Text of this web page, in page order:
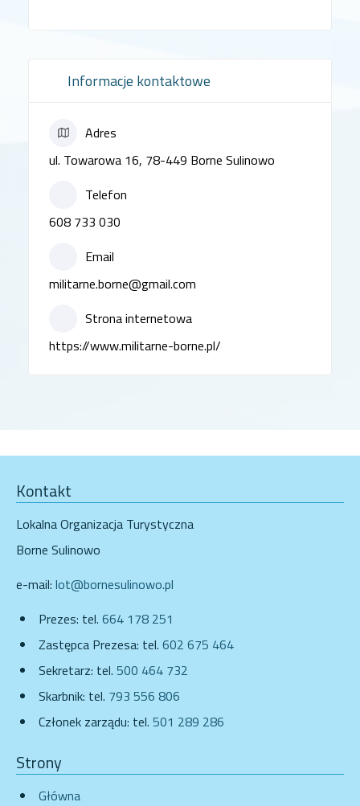
Informacje kontaktowe
Adres
ul. Towarowa 16, 78-449 Borne Sulinowo
Telefon
608 733 030
Email
militarne.borne@gmail.com
Strona internetowa
https://www.militarne-borne.pl/
Kontakt
Lokalna Organizacja Turystyczna
Borne Sulinowo
e-mail: lot@bornesulinowo.pl
Prezes: tel. 664 178 251
Zastępca Prezesa: tel. 602 675 464
Sekretarz: tel. 500 464 732
Skarbnik: tel. 793 556 806
Członek zarządu: tel. 501 289 286
Strony
Główna